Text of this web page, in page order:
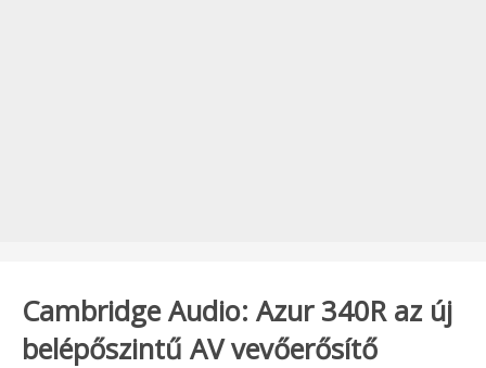
Cambridge Audio: Azur 340R az új
belépőszintű AV vevőerősítő